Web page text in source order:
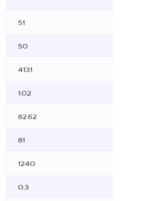
51
50
4131
1.02
82.62
81
1240
0.3